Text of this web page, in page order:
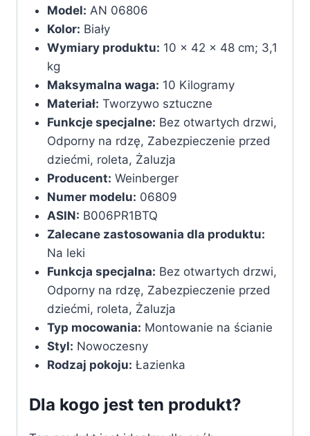
Model: ‎AN 06806
Kolor: ‎Biały
Wymiary produktu: ‎10 x 42 x 48 cm; 3,1
kg
Maksymalna waga: ‎10 Kilogramy
Materiał: ‎Tworzywo sztuczne
Funkcje specjalne: ‎Bez otwartych drzwi,
Odporny na rdzę, Zabezpieczenie przed
dziećmi, roleta, Żaluzja
Producent: ‎Weinberger
Numer modelu: ‎06809
ASIN: ‎B006PR1BTQ
Zalecane zastosowania dla produktu:
Na leki
Funkcja specjalna: Bez otwartych drzwi,
Odporny na rdzę, Zabezpieczenie przed
dziećmi, roleta, Żaluzja
Typ mocowania: Montowanie na ścianie
Styl: Nowoczesny
Rodzaj pokoju: Łazienka
Dla kogo jest ten produkt?